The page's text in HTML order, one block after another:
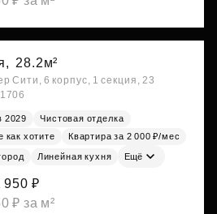
28.2м²
Сити, 6 корпус, 1 секция, 23
2029
Чистовая отделка
как хотите
Квартира за 2 000 ₽/мес
Линейная кухня Ещё
950 ₽
₽ за м²